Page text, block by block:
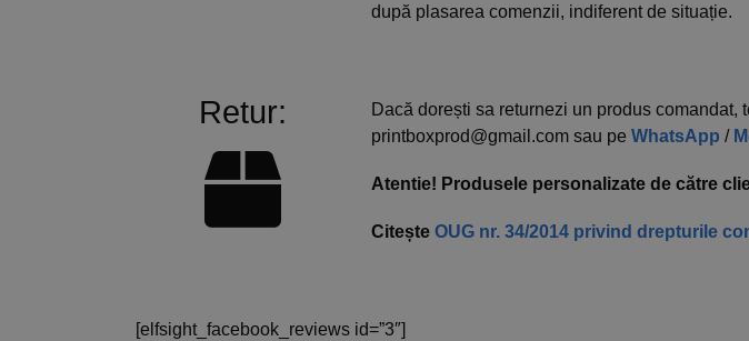
după plasarea comenzii, indiferent de situație.
Retur:
Dacă dorești sa returnezi un produs
printboxprod@gmail.com sau peWhatsApp /
Atentie! Produsele personalizate de către
CiteșteOUG nr. 34/2014 privind drepturile
[elfsight_facebook_reviews id=”3″]